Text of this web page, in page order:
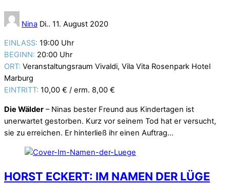
Nina Di.. 11. August 2020
EINLASS: 19:00 Uhr
BEGINN: 20:00 Uhr
ORT: Veranstaltungsraum Vivaldi, Vila Vita Rosenpark Hotel
Marburg
EINTRITT: 10,00 € / erm. 8,00 €
Die Wälder – Ninas bester Freund aus Kindertagen ist
unerwartet gestorben. Kurz vor seinem Tod hat er versucht,
sie zu erreichen. Er hinterließ ihr einen Auftrag…
HORST ECKERT: IM NAMEN DER LÜGE